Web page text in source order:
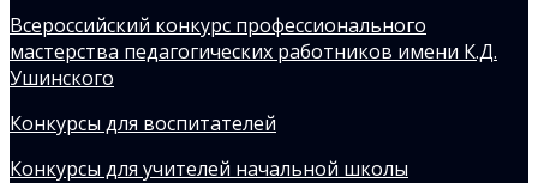
Всероссийский конкурс профессионального
мастерства педагогических работников имени К.Д.
Ушинского
Конкурсы для воспитателей
Конкурсы для учителей начальной школы